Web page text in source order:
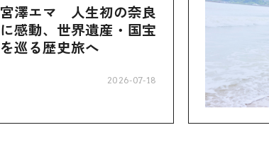
宮澤エマ 人生初の奈良
に感動、世界遺産・国宝
を巡る歴史旅へ
2026-07-18